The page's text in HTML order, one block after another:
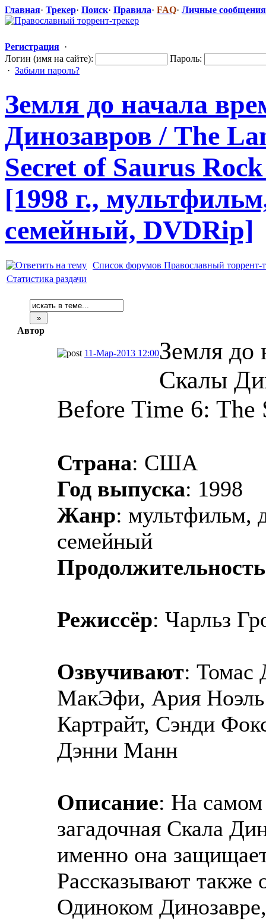
Главная· Трекер· Поиск· Правила· FAQ· Личные сообщения
Регистрация ·
Логин (имя на сайте):
Пароль:
· Забыли пароль?
Земля до начала
Динозавров / The
Secret of Saurus
[1998 г.,
семейный, DVDRip]
Список форумов Православный торрент-
Статистика раздачи
Автор
11-Мар-2013 12:00Земля до
Скалы
Before Time 6: The
Страна: США
Год выпуска: 1998
Жанр: мультфильм,
семейный
Продолжительность
Режиссёр: Чарльз
Озвучивают: Томас
МакЭфи, Ария
Картрайт, Сэнди
Дэнни Манн
Описание: На
загадочная Скала
именно она
Рассказывают
Одиноком